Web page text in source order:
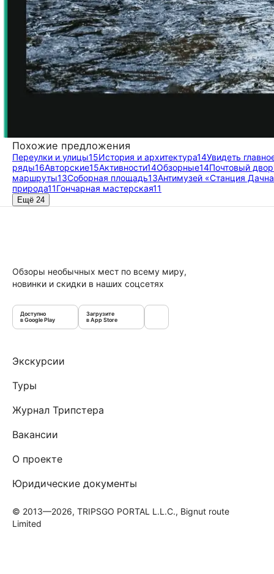
Похожие предложения
Переулки и улицы15История и архитектура14Увидеть
ряды16Авторские15Активности14Обзорные14Почтовый двор
маршруты13Соборная площадь13Антимузей «Станция
природа11Гончарная мастерская11
Ещё 24
Обзоры необычных мест по всему миру,
новинки и скидки в наших соцсетях
Доступно
в Google Play
Загрузите
в App Store
Экскурсии
Туры
Журнал Трипстера
Вакансии
О проекте
Юридические документы
© 2013—2026, TRIPSGO PORTAL L.L.C., Bignut route
Limited